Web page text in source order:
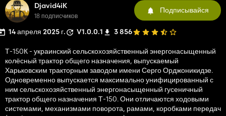
Djavid4iK
18 подписчиков
Подписывайся
14 апреля 2025 г. V1.0.0.1 3 856
Т-150К - украинский сельскохозяйственный энергонасыщенный
колёсный трактор общего назначения, выпускаемый
Харьковским тракторным заводом имени Серго Орджоникидзе.
Одновременно выпускается максимально унифицированный с
ним сельскохозяйственный энергонасыщенный гусеничный
трактор общего назначения Т-150. Они отличаются ходовыми
системами, механизмами поворота, рамами, коробками передач